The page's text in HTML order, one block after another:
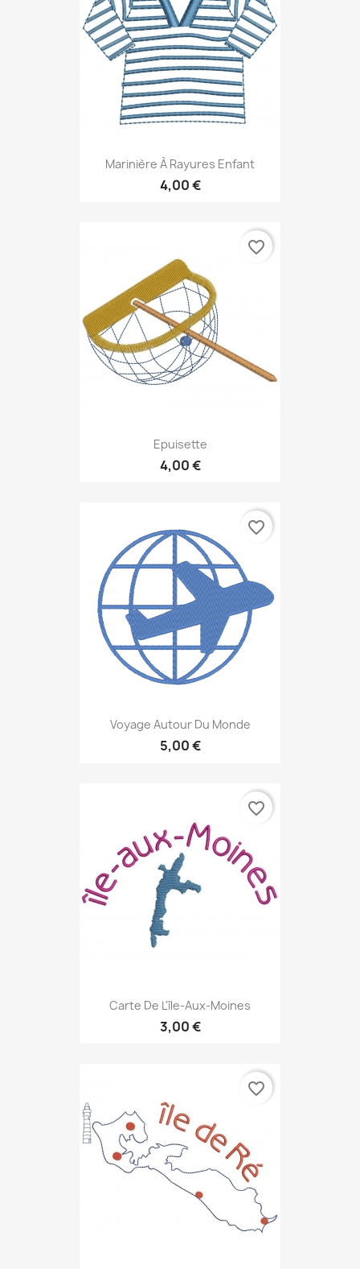
Marinière À Rayures Enfant
4,00 €
Epuisette
4,00 €
favorite_border
Voyage Autour Du Monde
5,00 €
favorite_border
Carte De L'île-Aux-Moines
3,00 €
favorite_border
favorite_border